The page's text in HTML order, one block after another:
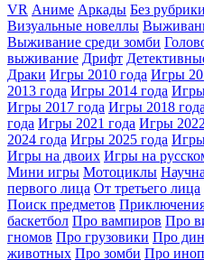
VR Аниме Аркады Без рубрики
Визуальные новеллы
Выживание среди зомби
выживание Дрифт
Драки Игры 2010 года Игры
2013 года Игры 2014 года
Игры 2017 года Игры 2018 года
года Игры 2021 года Игры
2024 года Игры 2025 года
Игры на двоих Игры на
Мини игры Мотоциклы
первого лица От третьего лица
Поиск предметов
баскетбол Про вампиров Про
гномов Про грузовики Про
животных Про зомби Про